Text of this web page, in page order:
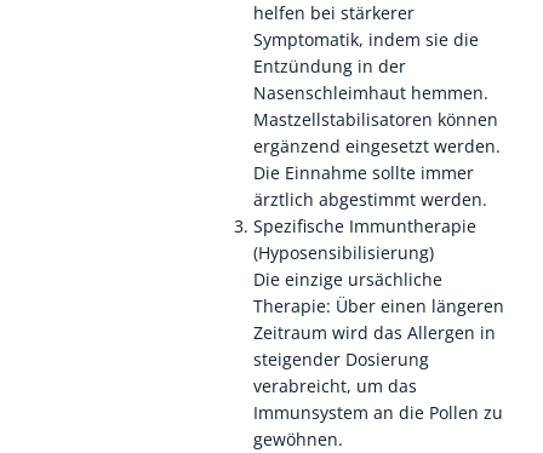
helfen bei stärkerer
Symptomatik, indem sie die
Entzündung in der
Nasenschleimhaut hemmen.
Mastzellstabilisatoren können
ergänzend eingesetzt werden.
Die Einnahme sollte immer
ärztlich abgestimmt werden.
Spezifische Immuntherapie
(Hyposensibilisierung)
Die einzige ursächliche
Therapie: Über einen längeren
Zeitraum wird das Allergen in
steigender Dosierung
verabreicht, um das
Immunsystem an die Pollen zu
gewöhnen.